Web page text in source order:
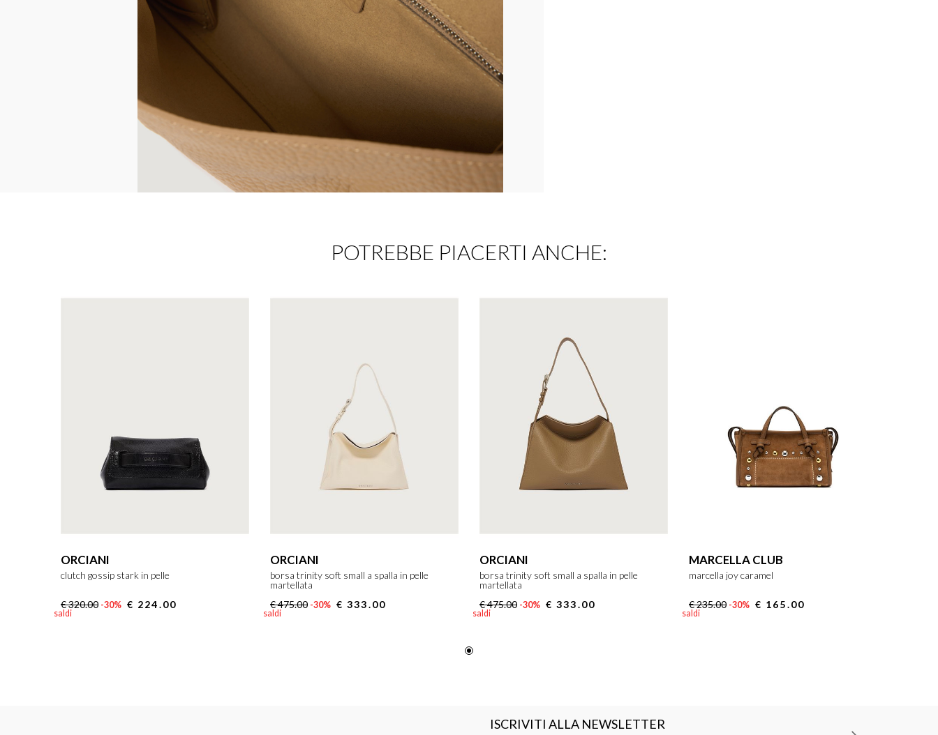
POTREBBE PIACERTI ANCHE:
saldi
ORCIANI
clutch gossip stark in pelle
€ 320.00 -30% € 224.00
saldi
ORCIANI
borsa trinity soft small a spalla in pelle
martellata
€ 475.00 -30% € 333.00
saldi
ORCIANI
borsa trinity soft small a spalla in pelle
martellata
€ 475.00 -30% € 333.00
saldi
MARCELLA CLUB
marcella joy caramel
€ 235.00 -30% € 165.00
ISCRIVITI ALLA NEWSLETTER